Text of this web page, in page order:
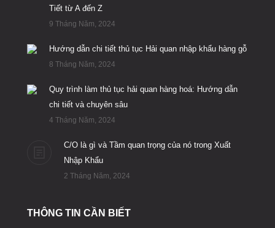
Tiết từ A đến Z
9 Tháng Năm, 2024
Hướng dẫn chi tiết thủ tục Hải quan nhập khẩu hàng gỗ
8 Tháng Năm, 2024
Quy trình làm thủ tục hải quan hàng hoá: Hướng dẫn
chi tiết và chuyên sâu
4 Tháng Năm, 2024
C/O là gì và Tầm quan trọng của nó trong Xuất
Nhập Khẩu
2 Tháng Năm, 2024
THÔNG TIN CẦN BIẾT